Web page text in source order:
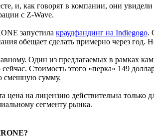
и, как говорят в компании, они
с Z-Wave.
запустила краудфандинг на Indiegogo.
обещает сделать примерно через год.
Один из предлагаемых в рамках
сейчас. Стоимость этого «перка» 149
смешную сумму.
цена на лицензию действительна
сегменту рынка.